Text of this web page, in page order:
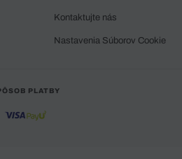
Kontaktujte nás
Nastavenia Súborov Cookie
PLATBY